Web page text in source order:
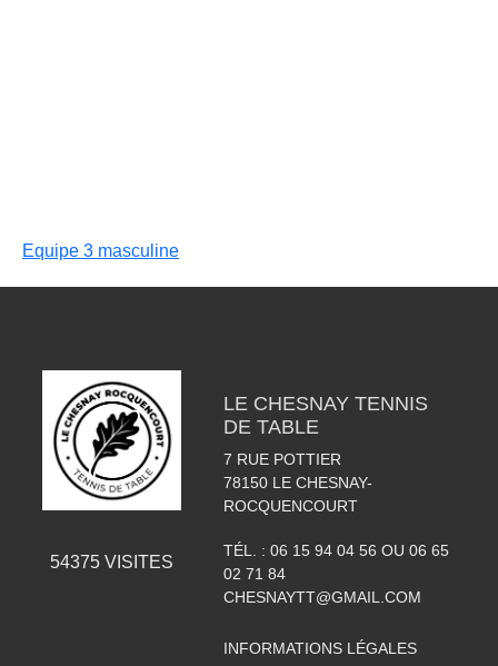
Equipe 3 masculine
54375VISITES
LE CHESNAY TENNIS
DE TABLE
7 RUE POTTIER
78150 LE CHESNAY-
ROCQUENCOURT
TÉL. : 06 15 94 04 56 OU 06 65
02 71 84
CHESNAYTT@GMAIL.COM
INFORMATIONS LÉGALES